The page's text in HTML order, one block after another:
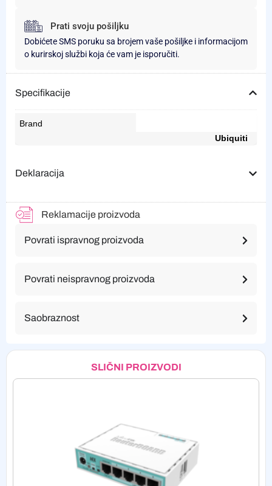
Prati svoju pošiljku
Dobićete SMS poruku sa brojem vaše pošiljke i informacijom
o kurirskoj službi koja će vam je isporučiti.
Specifikacije
Brand
Ubiquiti
Deklaracija
Reklamacije proizvoda
Povrati ispravnog proizvoda
Povrati neispravnog proizvoda
Saobraznost
SLIČNI PROIZVODI